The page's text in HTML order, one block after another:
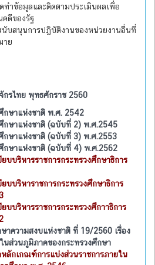
ทำข้อมูลและติดตามประเมินผลเพื่อ
ดีของรัฐ
บสนุนการปฏิบัติงานของหน่วยงานอื่นที่
าย
รไทย พุทธศักราช 2560
ษาแห่งชาติ พ.ศ. 2542
ษาแห่งชาติ (ฉบับที่ 2) พ.ศ.2545
ษาแห่งชาติ (ฉบับที่ 3) พ.ศ.2553
ษาแห่งชาติ (ฉบับที่ 4) พ.ศ.2562
บบริหารราชการกระทรวงศึกษาธิการ
บบริหาราชการกระทรวงศึกษาธิการ
บบริหารราชการกระทรวงศึกาาธิการ
าความสงบแห่งชาติ ที่ 19/2560 เรื่อง
นส่วนภูมิภาคของกระทรวงศึกษา
ลักเกณฑ์การแบ่งส่วนราชการภายใน